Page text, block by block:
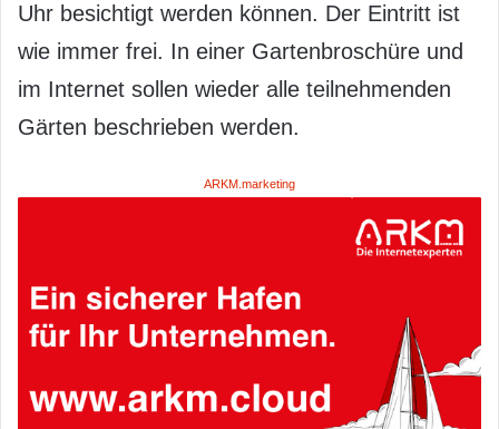
Uhr besichtigt werden können. Der Eintritt ist
wie immer frei. In einer Gartenbroschüre und
im Internet sollen wieder alle teilnehmenden
Gärten beschrieben werden.
ARKM.marketing